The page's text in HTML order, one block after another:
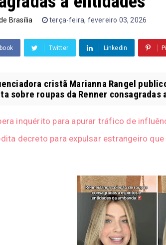
Brasília terça-feira, fevereiro 03, 2026
Twitter Linkedin
cristã Marianna Rangel
sobre roupas da Renner consagradas
inquérito para apurar tráfico de
decreto para expulsar estrangeiro